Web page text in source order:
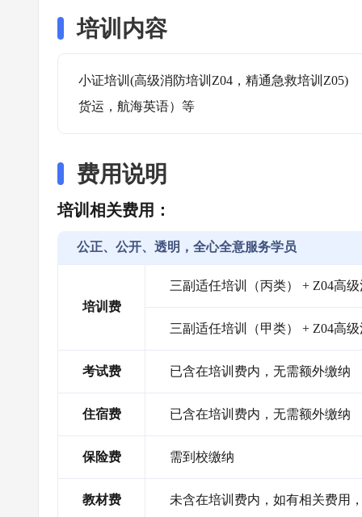
培训内容
小证培训(高级消防培训Z04，精通急救培训Z05)
货运，航海英语）等
费用说明
培训相关费用：
公正、公开、透明，全心全意服务学员
培训费
三副适任培训（丙类） + Z04高
三副适任培训（甲类） + Z04高
考试费 已含在培训费内，无需额外缴纳
住宿费 已含在培训费内，无需额外缴纳
保险费 需到校缴纳
教材费 未含在培训费内，如有相关费用